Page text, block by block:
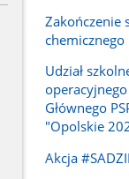
Zakończenie
Udział
Głównego
"Opolskie
Akcja